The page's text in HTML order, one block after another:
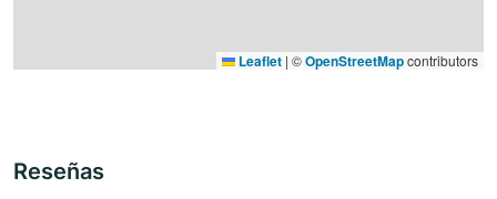
Leaflet | ©OpenStreetMapcontributors
Reseñas